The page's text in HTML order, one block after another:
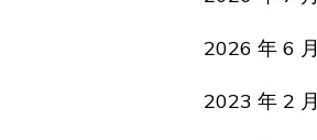
2026 年 6 月
2023 年 2 月